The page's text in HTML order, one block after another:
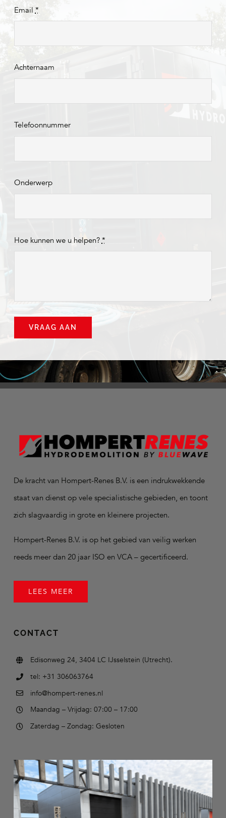
Email *
Achternaam
Telefoonnummer
Onderwerp
Hoe kunnen we u helpen? *
VRAAG AAN
De kracht van Hompert-Renes B.V. is een indrukwekkende
staat van dienst op vele specialistische gebieden, en toont
zich slagvaardig in grote en kleinere projecten.
Hompert-Renes B.V. is op het gebied van veilig werken
reeds meer dan 20 jaar ISO en VCA – gecertificeerd.
LEES MEER
CONTACT
Edisonweg 24, 3404 LC IJsselstein (Utrecht).
tel: +31 306063764
info@hompert-renes.nl
Maandag – Vrijdag: 07:00 – 17:00
Zaterdag – Zondag: Gesloten